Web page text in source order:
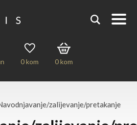
0kom 0kom
zalijevanje/pretakanje